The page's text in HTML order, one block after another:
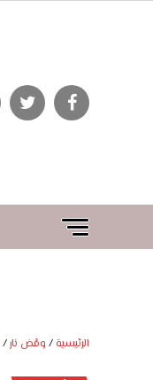
الرئيسية / ومْض نار/